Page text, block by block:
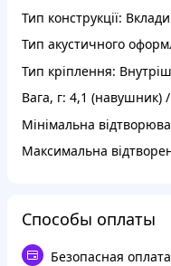
Тип конструкції:
Тип акустичного
Тип кріплення:
Вага, г: 4,1 (навушник)
Мінімальна
Максимальна
Способы оплаты
Безопасная оплата